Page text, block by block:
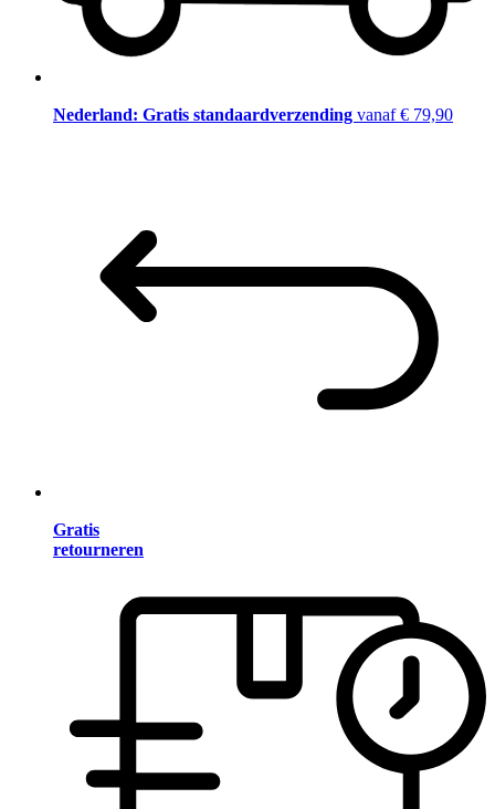
Nederland: Gratis standaardverzending vanaf € 79,90
Gratis
retourneren